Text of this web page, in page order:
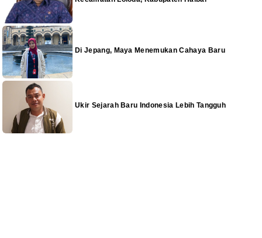
Di Jepang, Maya Menemukan Cahaya Baru
Ukir Sejarah Baru Indonesia Lebih Tangguh